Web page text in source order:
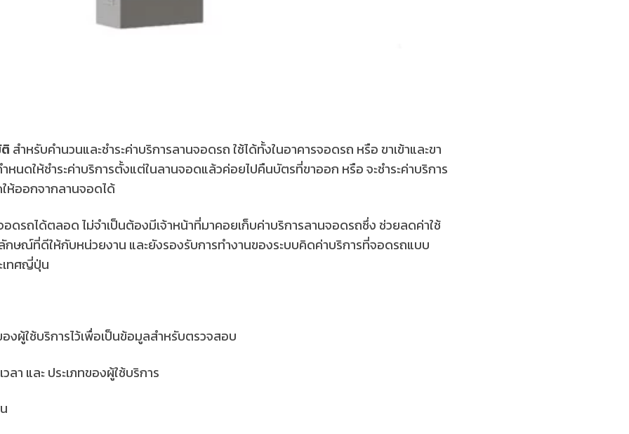
สำหรับคำนวนและชำระค่าบริการลานจอดรถ ใช้ได้ทั้งในอาคารจอดรถ หรือ ขาเข้าและขา
นดให้ชำระค่าบริการตั้งแต่ในลานจอดแล้วค่อยไปคืนบัตรที่ขาออก หรือ จะชำระค่าบริการ
ห้ออกจากลานจอดได้
อดรถได้ตลอด ไม่จำเป็นต้องมีเจ้าหน้าที่มาคอยเก็บค่าบริการลานจอดรถซึ่ง ช่วยลดค่าใช้
กษณ์ที่ดีให้กับหน่วยงาน และยังรองรับการทำงานของระบบคิดค่าบริการที่จอดรถแบบ
เทศญี่ปุ่น
งผู้ใช้บริการไว้เพื่อเป็นข้อมูลสำหรับตรวจสอบ
า และ ประเภทของผู้ใช้บริการ